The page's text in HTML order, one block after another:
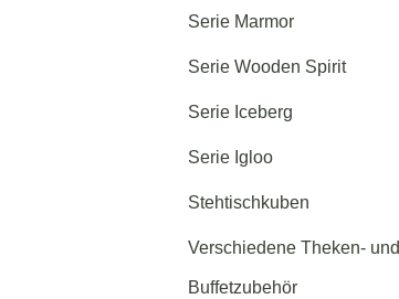
Serie Marmor
Serie Wooden Spirit
Serie Iceberg
Serie Igloo
Stehtischkuben
Verschiedene Theken- und
Buffetzubehör